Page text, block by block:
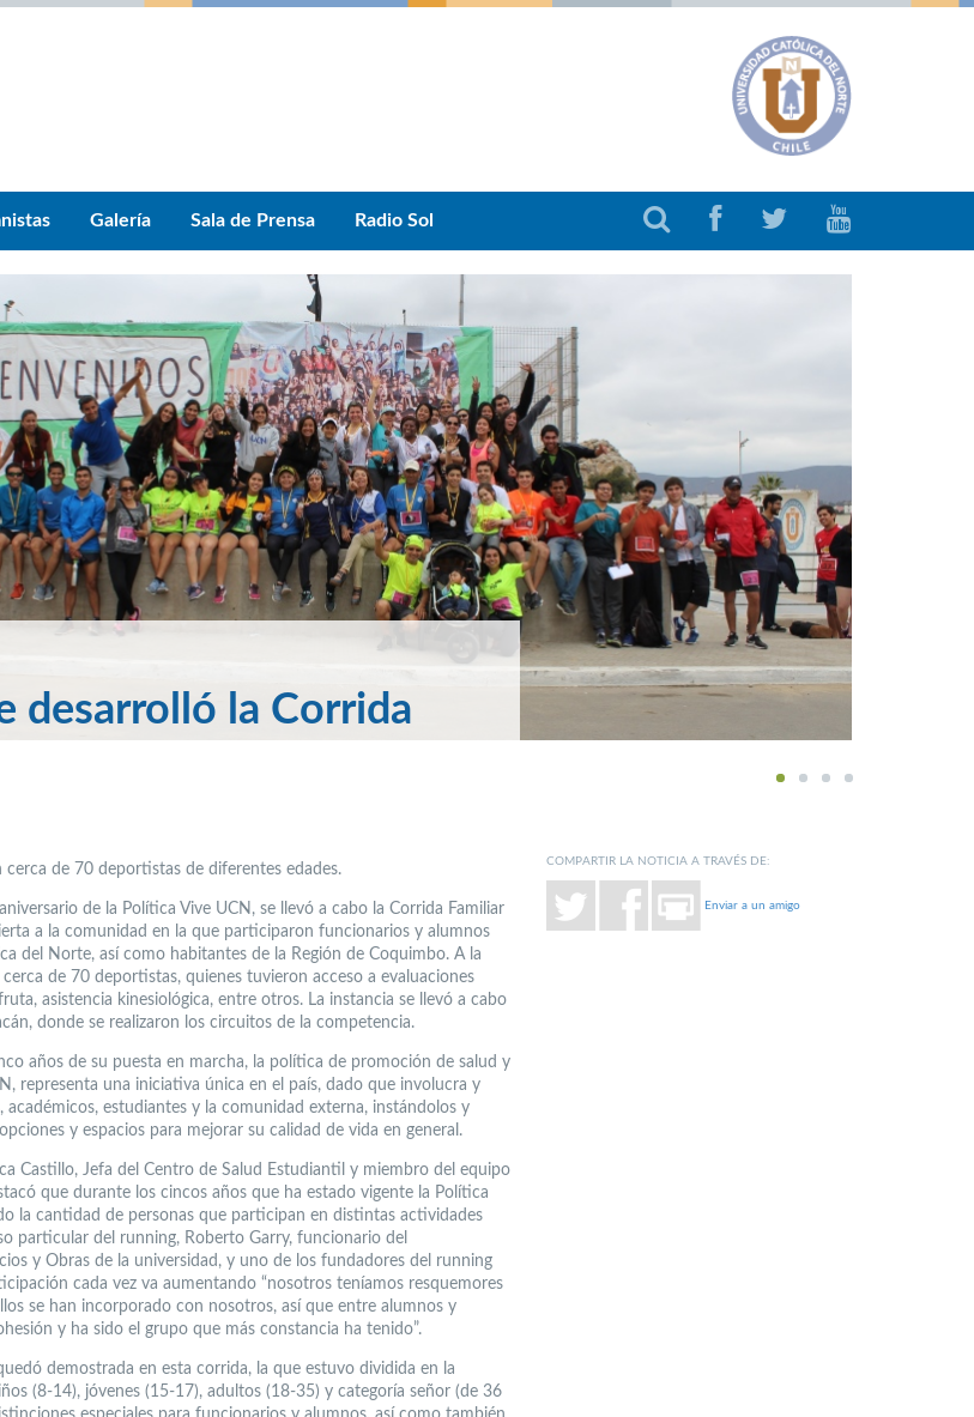
Galería Sala de Prensa Radio Sol
1 2 3 4
desarrolló la Corrida
de 70 deportistas de diferentes edades.
de la Política Vive UCN, se llevó a cabo la Corrida Familiar
a la comunidad en la que participaron funcionarios y alumnos
del Norte, así como habitantes de la Región de Coquimbo. A la
de 70 deportistas, quienes tuvieron acceso a evaluaciones
asistencia kinesiológica, entre otros. La instancia se llevó a cabo
donde se realizaron los circuitos de la competencia.
años de su puesta en marcha, la política de promoción de salud y
representa una iniciativa única en el país, dado que involucra y
académicos, estudiantes y la comunidad externa, instándolos y
y espacios para mejorar su calidad de vida en general.
Castillo, Jefa del Centro de Salud Estudiantil y miembro del equipo
que durante los cincos años que ha estado vigente la Política
la cantidad de personas que participan en distintas actividades
particular del running, Roberto Garry, funcionario del
y Obras de la universidad, y uno de los fundadores del running
cada vez va aumentando “nosotros teníamos resquemores
se han incorporado con nosotros, así que entre alumnos y
y ha sido el grupo que más constancia ha tenido”.
demostrada en esta corrida, la que estuvo dividida en la
(8-14), jóvenes (15-17), adultos (18-35) y categoría señor (de 36
COMPARTIR LA NOTICIA A TRAVÉS DE:
Enviar a un amigo